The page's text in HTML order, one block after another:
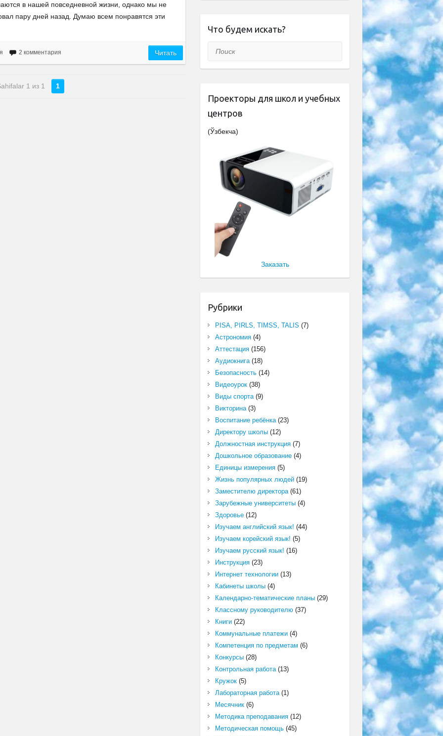
в нашей повседневной жизни, однако мы не
пару дней назад. Думаю всем понравятся эти
2 комментария Читать
1 из 1 1
Что будем искать?
Поиск
Проекторы для школ и учебных
центров
(Ўзбекча)
Заказать
Рубрики
PISA, PIRLS, TIMSS, TALIS (7)
Астрономия(4)
Аттестация(156)
Аудиокнига(18)
Безопасность(14)
Видеоурок(38)
Виды спорта(9)
Викторина(3)
Воспитание ребёнка(23)
Директору школы(12)
Должностная инструкция(7)
Дошкольное образование(4)
Единицы измерения(5)
Жизнь популярных людей(19)
Заместителю директора(61)
Зарубежные университеты(4)
Здоровье(12)
Изучаем английский язык! (44)
Изучаем корейский язык! (5)
Изучаем русский язык! (16)
Инструкция(23)
Интернет технологии(13)
Кабинеты школы(4)
Календарно-тематические планы(29)
Классному руководителю(37)
Книги(22)
Коммунальные платежи(4)
Компетенция по предметам (6)
Конкурсы(28)
Контрольная работа(13)
Кружок(5)
Лабораторная работа(1)
Месячник(6)
Методика преподавания(12)
Методическая помощь(45)